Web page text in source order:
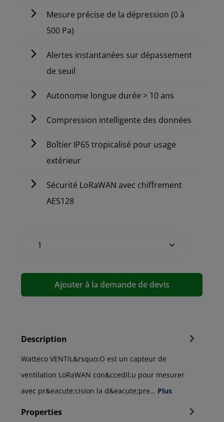
Mesure précise de la dépression (0 à
500 Pa)
Alertes instantanées sur dépassement
de seuil
Autonomie longue durée > 10 ans
Compression intelligente des données
Boîtier IP65 tropicalisé pour usage
extérieur
Sécurité LoRaWAN avec chiffrement
AES128
Ajouter à la demande de devis
Description
Watteco VENTIL&rsquo;O est un capteur de
ventilation LoRaWAN con&ccedil;u pour mesurer
avec pr&eacute;cision la d&eacute;pre… Plus
Properties